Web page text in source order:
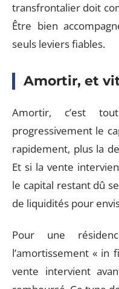
transfrontalier doit
Être bien
seuls leviers fiables.
Amortir, et
Amortir, c’est
progressivement le
rapidement, plus la
Et si la vente
le capital restant dû
de liquidités pour
Pour une
l’amortissement « in
vente intervient